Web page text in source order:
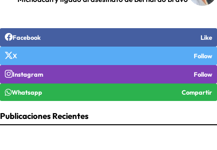
Facebook Like
X Follow
Instagram Follow
Whatsapp Compartir
Publicaciones Recientes